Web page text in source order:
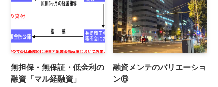
無担保・無保証・低金利の
融資「マル経融資」
融資メンテのバリエーショ
ン⑥